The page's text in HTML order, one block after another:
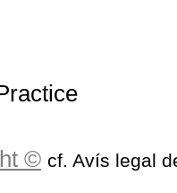
© cf. Avís legal